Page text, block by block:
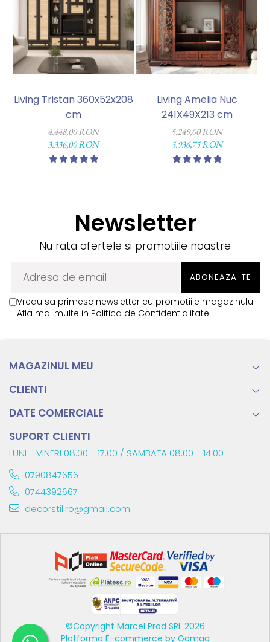
Living Tristan 360x52x208
cm
4.448,00 RON
3.336,00 RON
Living Amelia Nuc
241X49X213 cm
5.249,00 RON
3.936,75 RON
Newsletter
Nu rata ofertele si promotiile noastre
Vreau sa primesc newsletter cu promotiile magazinului.
Afla mai multe in Politica de Confidentialitate
MAGAZINUL MEU
CLIENTI
DATE COMERCIALE
SUPORT CLIENTI
LUNI - VINERI 08:00 - 17:00 / SAMBATA 08:00 - 14:00
0790847656
0744392667
decorstil.ro@gmail.com
©Copyright Marcel Prod SRL 2026
Platforma E-commerce by Gomag